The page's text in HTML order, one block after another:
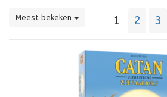
Meest bekeken 1 2 3